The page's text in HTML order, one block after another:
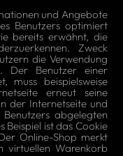
und Angebote
Benutzers optimiert
bereits erwähnt, die
Zweck
die Verwendung
Der Benutzer einer
muss beispielsweise
erneut seine
der Internetseite und
abgelegten
Beispiel ist das Cookie
Online-Shop merkt
virtuellen Warenkorb